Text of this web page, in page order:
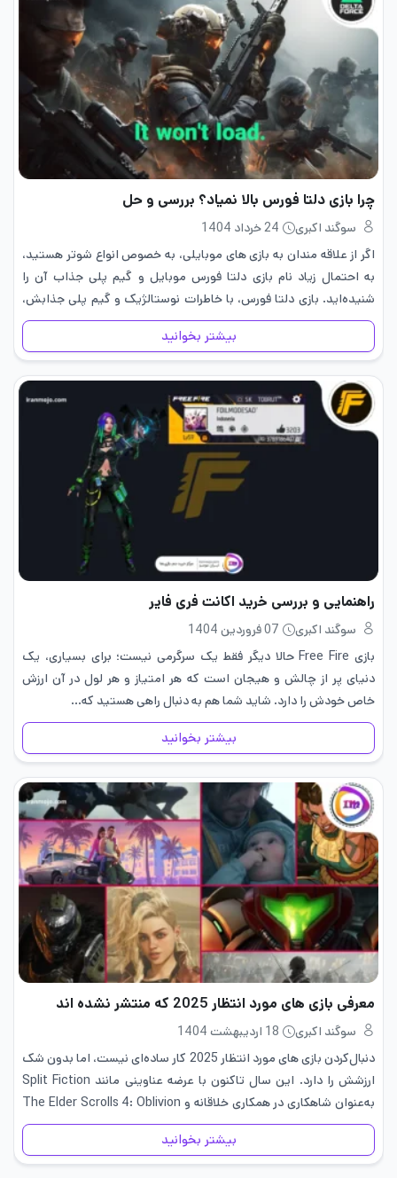
چرا بازی دلتا فورس بالا نمیاد؟ بررسی و حل
سوگند اکبری
24 خرداد 1404
اگر از علاقه‌ مندان به بازی های موبایلی، به خصوص انواع شوتر هستید،
به احتمال زیاد نام بازی دلتا فورس موبایل و گیم‌ پلی جذاب آن را
شنیده‌اید. بازی دلتا فورس، با خاطرات نوستالژیک و گیم ‌پلی جذابش،
هنوز هم…
بیشتر بخوانید
راهنمایی و بررسی خرید اکانت فری فایر
سوگند اکبری
07 فروردین 1404
بازی Free Fire حالا دیگر فقط یک سرگرمی نیست؛ برای بسیاری، یک
دنیای پر از چالش و هیجان است که هر امتیاز و هر لول در آن ارزش
خاص خودش را دارد. شاید شما هم به دنبال راهی هستید که…
بیشتر بخوانید
معرفی بازی های مورد انتظار 2025 که منتشر نشده اند
سوگند اکبری
18 اردیبهشت 1404
دنبال‌کردن بازی های مورد انتظار 2025 کار ساده‌ای نیست، اما بدون شک
ارزشش را دارد. این سال تاکنون با عرضه عناوینی مانند Split Fiction
به‌عنوان شاهکاری در همکاری خلاقانه و The Elder Scrolls 4: Oblivion
Remastered به‌عنوان یکی از بزرگ‌ترین…
بیشتر بخوانید